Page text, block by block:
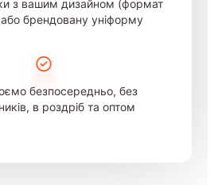
з вашим дизайном (формат
брендовану уніформу
безпосередньо, без
в роздріб та оптом